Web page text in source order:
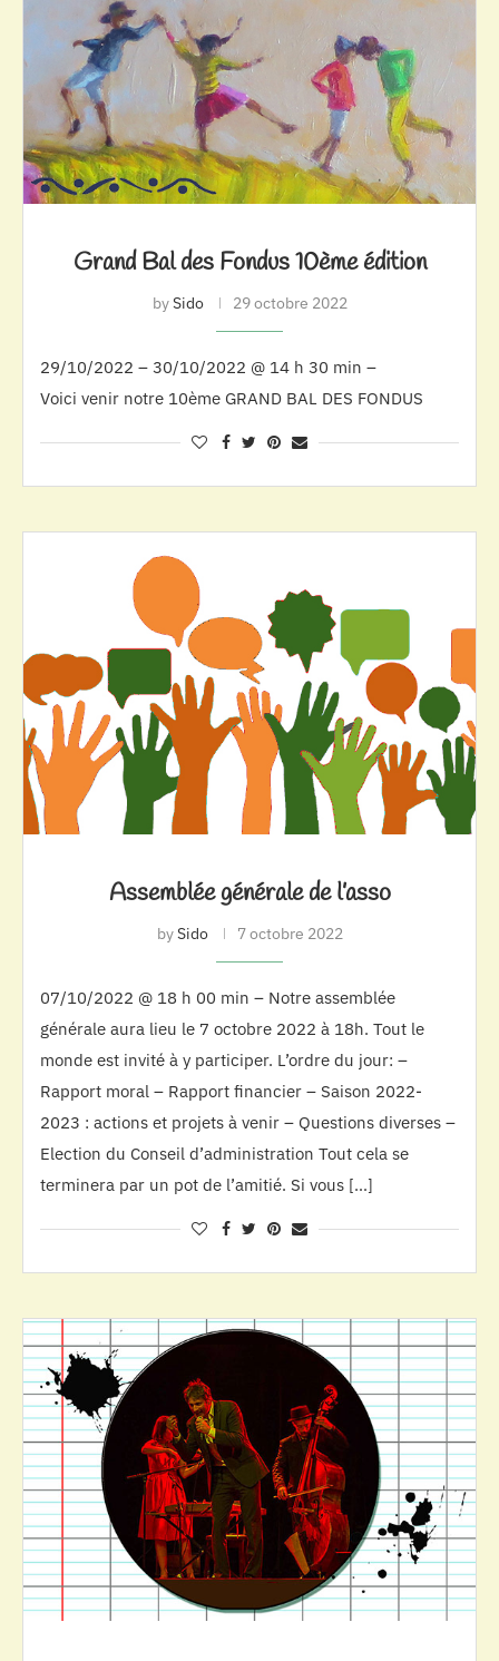
Grand Bal des Fondus 10ème édition
bySido 29 octobre 2022
29/10/2022 – 30/10/2022 @ 14 h 30 min –
Voici venir notre 10ème GRAND BAL DES FONDUS
Assemblée générale de l’asso
bySido 7 octobre 2022
07/10/2022 @ 18 h 00 min – Notre assemblée
générale aura lieu le 7 octobre 2022 à 18h. Tout le
monde est invité à y participer. L’ordre du jour: –
Rapport moral – Rapport financier – Saison 2022-
2023 : actions et projets à venir – Questions diverses –
Election du Conseil d’administration Tout cela se
terminera par un pot de l’amitié. Si vous […]